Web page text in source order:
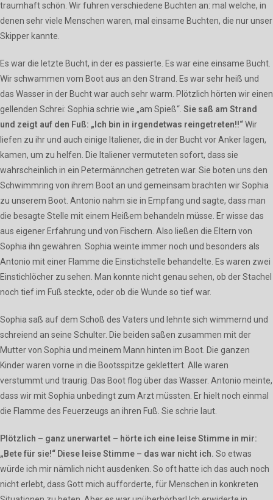
traumhaft schön. Wir fuhren verschiedene Buchten an: mal welche, in
denen sehr viele Menschen waren, mal einsame Buchten, die nur unser
Skipper kannte.
Es war die letzte Bucht, in der es passierte. Es war eine einsame Bucht.
Wir schwammen vom Boot aus an den Strand. Es war sehr heiß und
das Wasser in der Bucht war auch sehr warm. Plötzlich hörten wir einen
gellenden Schrei: Sophia schrie wie „am Spieß“. Sie saß am Strand
und zeigt auf den Fuß: „Ich bin in irgendetwas reingetreten!!“Wir
liefen zu ihr und auch einige Italiener, die in der Bucht vor Anker lagen,
kamen, um zu helfen. Die Italiener vermuteten sofort, dass sie
wahrscheinlich in ein Petermännchen getreten war. Sie boten uns den
Schwimmring von ihrem Boot an und gemeinsam brachten wir Sophia
zu unserem Boot. Antonio nahm sie in Empfang und sagte, dass man
die besagte Stelle mit einem Heißem behandeln müsse. Er wisse das
aus eigener Erfahrung und von Fischern. Also ließen die Eltern von
Sophia ihn gewähren. Sophia weinte immer noch und besonders als
Antonio mit einer Flamme die Einstichstelle behandelte. Es waren zwei
Einstichlöcher zu sehen. Man konnte nicht genau sehen, ob der Stachel
noch tief im Fuß steckte, oder ob die Wunde so tief war.
Sophia saß auf dem Schoß des Vaters und lehnte sich wimmernd und
schreiend an seine Schulter. Die beiden saßen zusammen mit der
Mutter von Sophia und meinem Mann hinten im Boot. Die ganzen
Kinder waren vorne in die Bootsspitze geklettert. Alle waren
verstummt und traurig. Das Boot flog über das Wasser. Antonio meinte,
dass wir mit Sophia unbedingt zum Arzt müssten. Er hielt noch einmal
die Flamme des Feuerzeugs an ihren Fuß. Sie schrie laut.
Plötzlich – ganz unerwartet – hörte ich eine leise Stimme in mir:
„Bete für sie!“ Diese leise Stimme – das war nicht ich. So etwas
würde ich mir nämlich nicht ausdenken. So oft hatte ich das auch noch
nicht erlebt, dass Gott mich aufforderte, für Menschen in konkreten